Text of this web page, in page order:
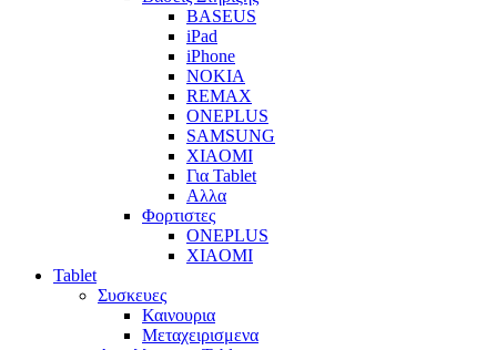
BASEUS
iPad
iPhone
NOKIA
REMAX
ONEPLUS
SAMSUNG
XIAOMI
Για Tablet
Αλλα
Φορτιστες
ONEPLUS
XIAOMI
Tablet
Συσκευες
Καινουρια
Μεταχειρισμενα